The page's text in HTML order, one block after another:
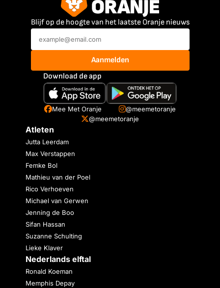
Blijf op de hoogte van het laatste Oranje nieuws
Aanmelden
Download de app
Mee Met Oranje
@meemetoranje
@meemetoranje
Atleten
Jutta Leerdam
Max Verstappen
Femke Bol
Mathieu van der Poel
Rico Verhoeven
Michael van Gerwen
Jenning de Boo
Sifan Hassan
Suzanne Schulting
Lieke Klaver
Nederlands elftal
Ronald Koeman
Memphis Depay